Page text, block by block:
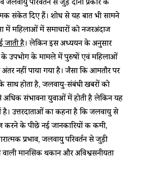
जलवायु परिवर्तन से जुड़े दोनों प्रकार के
संकेत दिए हैं। शोध से यह बात भी सामने
में महिलाओं में समाचारों को नजरअंदाज
जाती है। लेकिन इस अध्ययन के अनुसार
के उपभोग के मामले में पुरुषों एवं महिलाओं
नहीं पाया गया है। जैसा कि आमतौर पर
साथ होता है, जलवायु-संबंधी खबरों को
संभावना युवाओं में होती है लेकिन यह
उत्तरदाताओं का कहना है कि जलवायु से
करने के पीछे नई जानकारियों की कमी,
प्रभाव, जलवायु परिवर्तन से जुड़ी
वाली मानसिक थकान और अविश्वसनीयता